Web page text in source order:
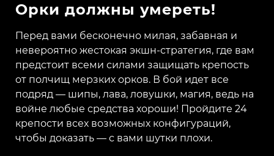
Орки должны умереть!
Перед вами бесконечно милая, забавная и
невероятно жестокая экшн-стратегия, где вам
предстоит всеми силами защищать крепость
от полчищ мерзких орков. В бой идет все
подряд — шипы, лава, ловушки, магия, ведь на
войне любые средства хороши! Пройдите 24
крепости всех возможных конфигураций,
чтобы доказать — с вами шутки плохи.